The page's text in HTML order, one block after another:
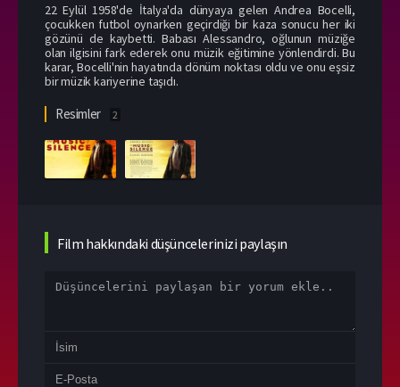
22 Eylül 1958'de İtalya'da dünyaya gelen Andrea Bocelli,
çocukken futbol oynarken geçirdiği bir kaza sonucu her iki
gözünü de kaybetti. Babası Alessandro, oğlunun müziğe
olan ilgisini fark ederek onu müzik eğitimine yönlendirdi. Bu
karar, Bocelli'nin hayatında dönüm noktası oldu ve onu eşsiz
bir müzik kariyerine taşıdı.
Resimler 2
Film hakkındaki düşüncelerinizi paylaşın